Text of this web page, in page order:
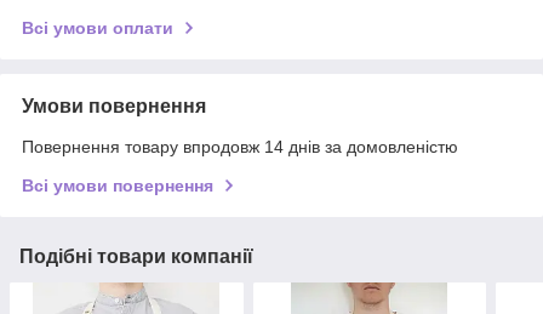
Всі умови оплати
Умови повернення
Повернення товару впродовж 14 днів за домовленістю
Всі умови повернення
Подібні товари компанії